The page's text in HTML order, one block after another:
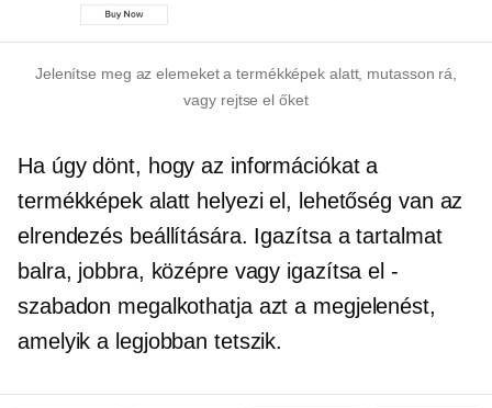
Jelenítse meg az elemeket a termékképek alatt, mutasson rá,
vagy rejtse el őket
Ha úgy dönt, hogy az információkat a
termékképek alatt helyezi el, lehetőség van az
elrendezés beállítására. Igazítsa a tartalmat
balra, jobbra, középre vagy igazítsa el -
szabadon megalkothatja azt a megjelenést,
amelyik a legjobban tetszik.